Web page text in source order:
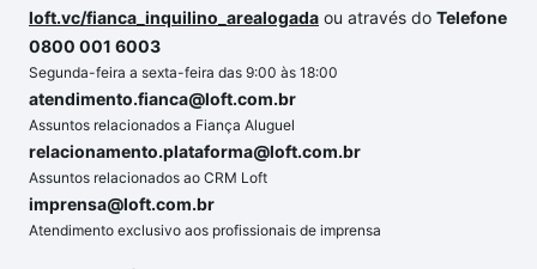
loft.vc/fianca_inquilino_arealogada ou através do Telefone
0800 001 6003
Segunda-feira a sexta-feira das 9:00 às 18:00
atendimento.fianca@loft.com.br
Assuntos relacionados a Fiança Aluguel
relacionamento.plataforma@loft.com.br
Assuntos relacionados ao CRM Loft
imprensa@loft.com.br
Atendimento exclusivo aos profissionais de imprensa